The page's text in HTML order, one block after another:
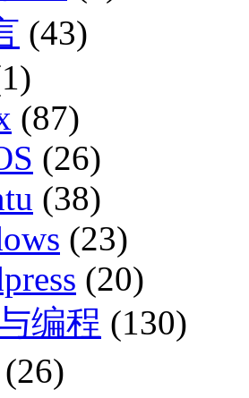
(43)
(87)
(26)
(38)
(23)
(20)
编程 (130)
(26)